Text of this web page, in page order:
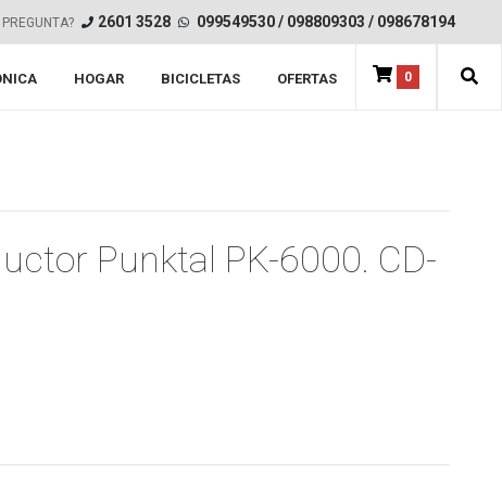
2601 3528 099549530/ 098809303 / 098678194
0
HOGAR BICICLETAS OFERTAS
Punktal PK-6000. CD-